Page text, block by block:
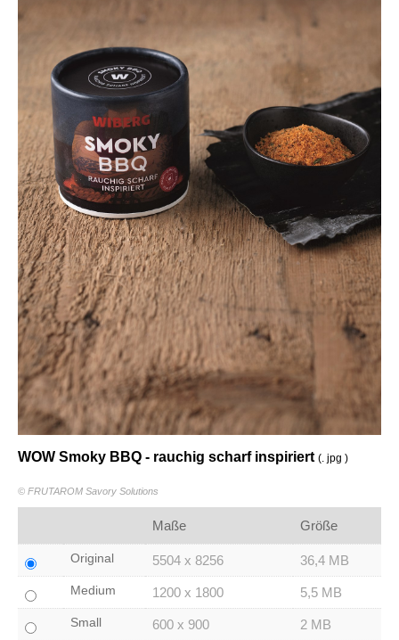
WOW Smoky BBQ - rauchig scharf inspiriert (. jpg )
© FRUTAROM Savory Solutions
Maße Größe
Original 5504 x 8256 36,4 MB
Medium 1200 x 1800 5,5 MB
Small 600 x 900 2 MB